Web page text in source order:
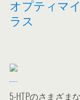
オプティマ
ラス
5-HTPのさまざま